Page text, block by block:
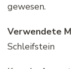
gewesen.
Verwendete
Schleifstein